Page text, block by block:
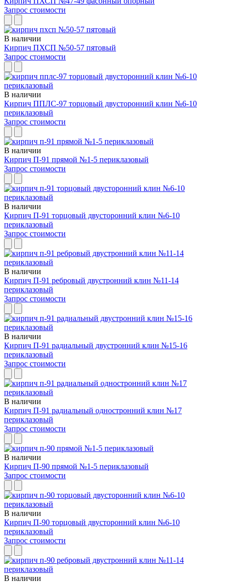
Запрос стоимости
В наличии
Кирпич ПХСП №50-57 пятовый
Запрос стоимости
В наличии
Кирпич ППЛС-97 торцовый двусторонний клин №6-10
периклазовый
Запрос стоимости
В наличии
Кирпич П-91 прямой №1-5 периклазовый
Запрос стоимости
В наличии
Кирпич П-91 торцовый двусторонний клин №6-10
периклазовый
Запрос стоимости
В наличии
Кирпич П-91 ребровый двустронний клин №11-14
периклазовый
Запрос стоимости
В наличии
Кирпич П-91 радиальный двустронний клин №15-16
периклазовый
Запрос стоимости
В наличии
Кирпич П-91 радиальный одностронний клин №17
периклазовый
Запрос стоимости
В наличии
Кирпич П-90 прямой №1-5 периклазовый
Запрос стоимости
В наличии
Кирпич П-90 торцовый двусторонний клин №6-10
периклазовый
Запрос стоимости
В наличии